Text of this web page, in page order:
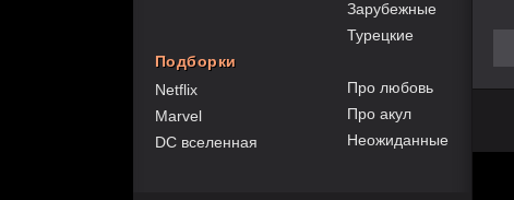
Подборки
Netflix
Marvel
DC вселенная
Зарубежные
Турецкие
Про любовь
Про акул
Неожиданные